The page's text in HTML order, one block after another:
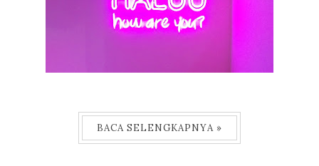
BACA SELENGKAPNYA »